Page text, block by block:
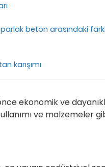
beton arasındaki
karışımı
ekonomik ve
ve malzemeler